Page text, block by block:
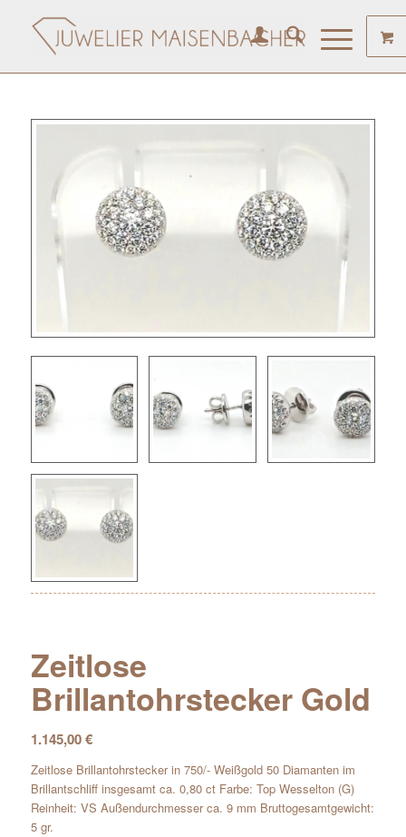
Zeitlose
Brillantohrstecker Gold
1.145,00€
Zeitlose Brillantohrstecker in 750/- Weißgold 50 Diamanten im
Brillantschliff insgesamt ca. 0,80 ct Farbe: Top Wesselton (G)
Reinheit: VS Außendurchmesser ca. 9 mm Bruttogesamtgewicht:
5 gr.